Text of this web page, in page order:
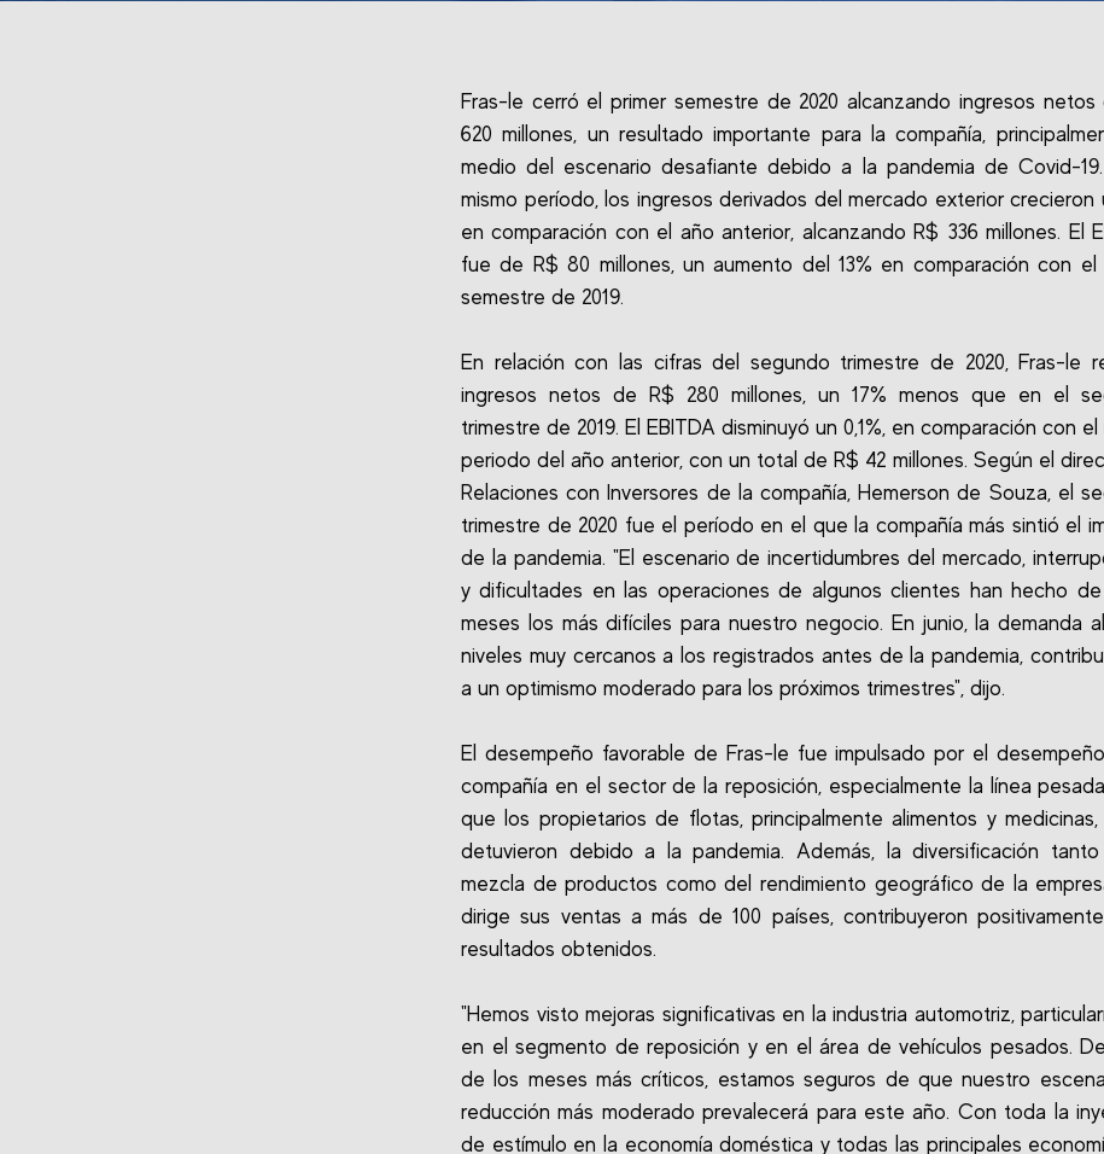
Fras-le cerró el primer semestre de 2020 alcanzando ingresos netos
620 millones, un resultado importante para la compañía,
medio del escenario desafiante debido a la pandemia de Covid-
mismo período, los ingresos derivados del mercado exterior crecieron
en comparación con el año anterior, alcanzando R$ 336 millones. El
fue de R$ 80 millones, un aumento del 13% en comparación con el
semestre de 2019.
En relación con las cifras del segundo trimestre de 2020, Fras-le
ingresos netos de R$ 280 millones, un 17% menos que en el
trimestre de 2019. El EBITDA disminuyó un 0,1%, en comparación con el
periodo del año anterior, con un total de R$ 42 millones. Según el
Relaciones con Inversores de la compañía, Hemerson de Souza, el
trimestre de 2020 fue el período en el que la compañía más sintió el
de la pandemia. "El escenario de incertidumbres del mercado,
y dificultades en las operaciones de algunos clientes han hecho
meses los más difíciles para nuestro negocio. En junio, la demanda
niveles muy cercanos a los registrados antes de la pandemia,
a un optimismo moderado para los próximos trimestres", dijo.
El desempeño favorable de Fras-le fue impulsado por el
compañía en el sector de la reposición, especialmente la línea
que los propietarios de flotas, principalmente alimentos y
detuvieron debido a la pandemia. Además, la diversificación
mezcla de productos como del rendimiento geográfico de la
dirige sus ventas a más de 100 países, contribuyeron
resultados obtenidos.
"Hemos visto mejoras significativas en la industria automotriz,
en el segmento de reposición y en el área de vehículos pesados.
de los meses más críticos, estamos seguros de que nuestro
reducción más moderado prevalecerá para este año. Con toda la
de estímulo en la economía doméstica y todas las principales